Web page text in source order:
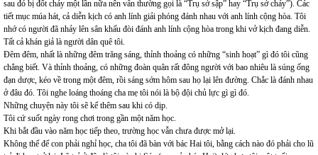
sau đó bị đốt cháy một lần nữa nên vẫn thường gọi là “Trụ sở sập” hay “Trụ sở cháy”). Các
tiết mục múa hát, cả diễn kịch có anh lính giải phóng đánh nhau với anh lính cộng hòa. Tôi
nhớ có người đã nhảy lên sân khấu đòi đánh anh lính cộng hòa trong khi vở kịch đang diễn.
Tất cả khán giả là người dân quê tôi.
Đêm đêm, nhất là những đêm trăng sáng, thỉnh thoảng có những “sinh hoạt” gì đó tôi cũng
chẳng biết. Và thỉnh thoảng, có những đoàn quân rất đông người với bao nhiêu là súng ống
đạn dược, kéo về trong một đêm, rồi sáng sớm hôm sau họ lại lên đường. Chắc là đánh nhau
ở đâu đó. Tôi nghe loáng thoáng cha mẹ tôi nói là bộ đội chủ lực gì gì đó.
Những chuyện này tôi sẽ kể thêm sau khi có dịp.
Tôi cứ suốt ngày rong chơi trong gần một năm học.
Khi bắt đầu vào năm học tiếp theo, trường học vẫn chưa được mở lại.
Không thể để con phải nghỉ học, cha tôi đã bàn với bác Hai tôi, bằng cách nào đó phải cho lũ